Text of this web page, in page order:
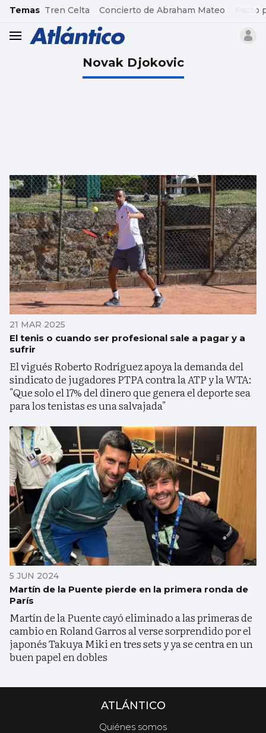
common.go-to-content
Temas Tren Celta Concierto de Abraham Mateo Pacto
header.menu.open
Novak Djokovic
21 MAR 2025
El tenis o cuando ser profesional sale a pagar y a
sufrir
El vigués Roberto Rodríguez apoya la demanda del
sindicato de jugadores PTPA contra la ATP y la WTA:
"Que solo el 17% del dinero que genera el deporte sea
para los tenistas es una salvajada"
5 JUN 2024
Martín de la Puente pierde en la primera ronda de
París
Martín de la Puente cayó eliminado a las primeras de
cambio en Roland Garros al verse sorprendido por el
japonés Takuya Miki en tres sets y ya se centra en un
buen papel en dobles
ATLÁNTICO
Quiénes somos